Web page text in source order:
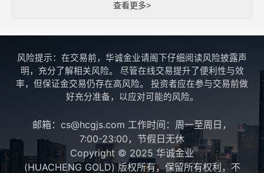
查看更多>
风险提示：在交易前，华诚金业请阁下仔细阅读风险披露声
明，充分了解相关风险。 尽管在线交易提升了便利性与效
率，但保证金交易仍存在高风险。 投资者应在参与交易前做
好充分准备，以应对可能的风险。
邮箱：cs@hcgjs.com 工作时间：周一至周日，
7:00-23:00，节假日无休
Copyright © 2025 华诚金业
(HUACHENG GOLD) 版权所有，保留所有权利，不